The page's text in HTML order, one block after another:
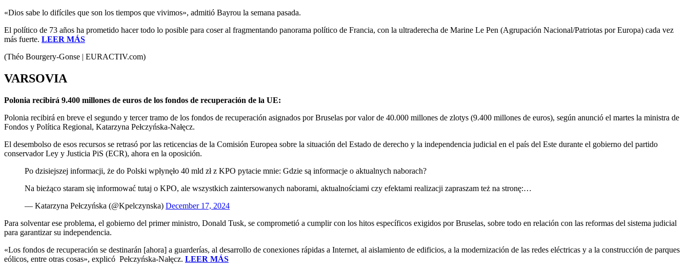
«Dios sabe lo difíciles que son los tiempos que vivimos», admitió Bayrou la semana pasada.
El político de 73 años ha prometido hacer todo lo posible para coser al fragmentando panorama político de Francia, con la ultraderecha de Marine Le Pen (Agrupación Nacional/Patriotas por Europa) cada vez
más fuerte. LEER MÁS
(Théo Bourgery-Gonse | EURACTIV.com)
VARSOVIA
Polonia recibirá 9.400 millones de euros de los fondos de recuperación de la UE:
Polonia recibirá en breve el segundo y tercer tramo de los fondos de recuperación asignados por Bruselas por valor de 40.000 millones de zlotys (9.400 millones de euros), según anunció el martes la ministra de
Fondos y Política Regional, Katarzyna Pełczyńska-Nałęcz.
El desembolso de esos recursos se retrasó por las reticencias de la Comisión Europea sobre la situación del Estado de derecho y la independencia judicial en el país del Este durante el gobierno del partido
conservador Ley y Justicia PiS (ECR), ahora en la oposición.
Po dzisiejszej informacji, że do Polski wpłynęło 40 mld zł z KPO pytacie mnie: Gdzie są informacje o aktualnych naborach?
Na bieżąco staram się informować tutaj o KPO, ale wszystkich zaintersowanych naborami, aktualnościami czy efektami realizacji zapraszam też na stronę:…
— Katarzyna Pełczyńska (@Kpelczynska) December 17, 2024
Para solventar ese problema, el gobierno del primer ministro, Donald Tusk, se comprometió a cumplir con los hitos específicos exigidos por Bruselas, sobre todo en relación con las reformas del sistema judicial
para garantizar su independencia.
«Los fondos de recuperación se destinarán [ahora] a guarderías, al desarrollo de conexiones rápidas a Internet, al aislamiento de edificios, a la modernización de las redes eléctricas y a la construcción de parques
eólicos, entre otras cosas», explicó Pełczyńska-Nałęcz. LEER MÁS